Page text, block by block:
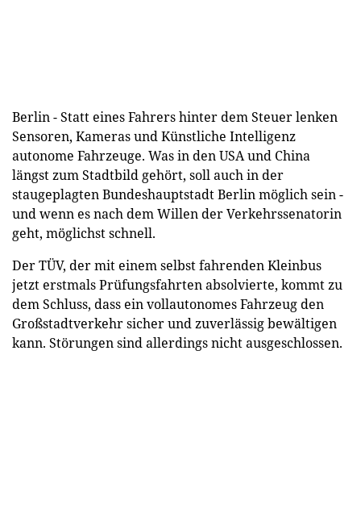
Berlin - Statt eines Fahrers hinter dem Steuer lenken
Sensoren, Kameras und Künstliche Intelligenz
autonome Fahrzeuge. Was in den USA und China
längst zum Stadtbild gehört, soll auch in der
staugeplagten Bundeshauptstadt Berlin möglich sein -
und wenn es nach dem Willen der Verkehrssenatorin
geht, möglichst schnell.
Der TÜV, der mit einem selbst fahrenden Kleinbus
jetzt erstmals Prüfungsfahrten absolvierte, kommt zu
dem Schluss, dass ein vollautonomes Fahrzeug den
Großstadtverkehr sicher und zuverlässig bewältigen
kann. Störungen sind allerdings nicht ausgeschlossen.